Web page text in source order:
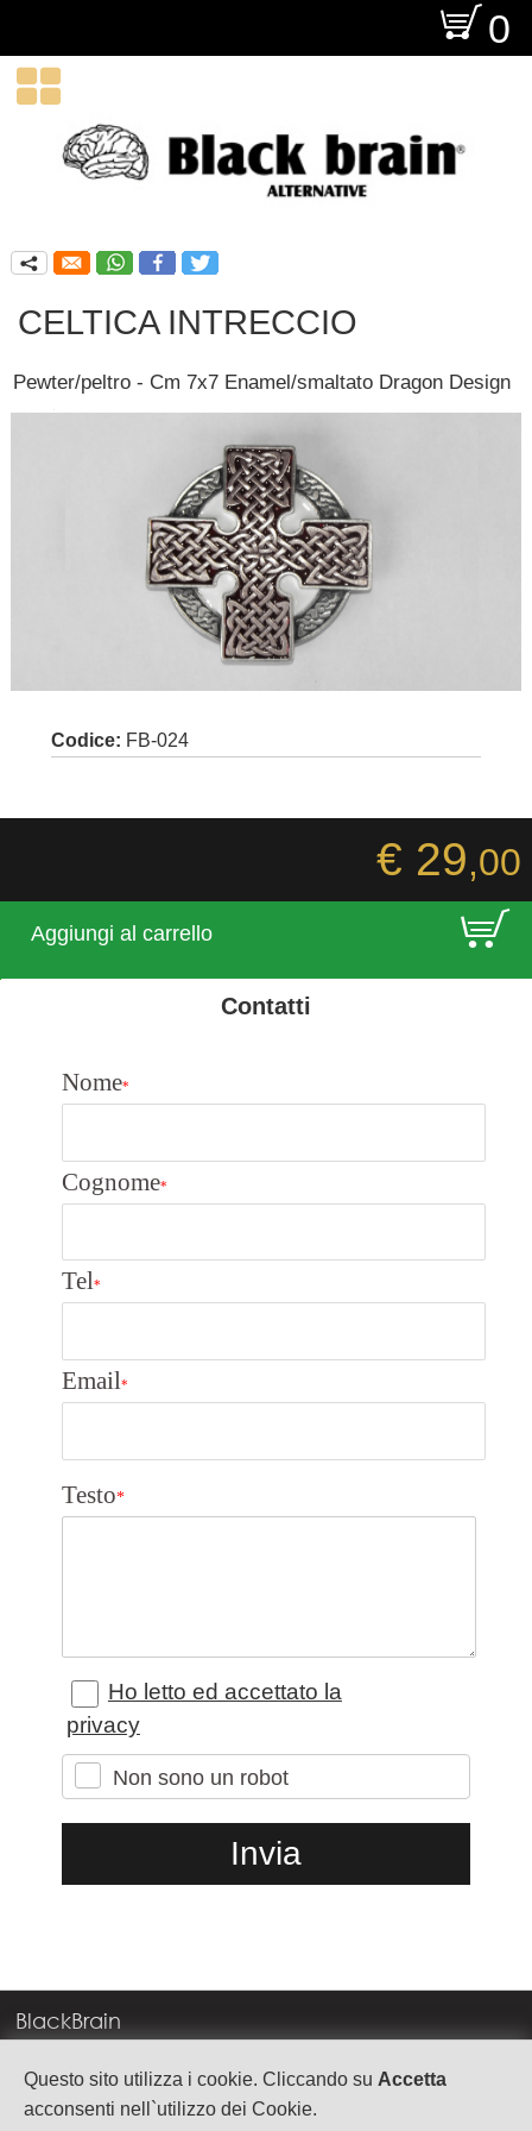
Questo sito utilizza i cookie. Cliccando su Accetta
acconsenti nell`utilizzo dei Cookie.
O 0

q
CELTICA INTRECCIO
Pewter/peltro - Cm 7x7 Enamel/smaltato Dragon Design
Codice: FB-024
€ 29,00
Aggiungi al carrello E
Contatti
Nome*
Cognome*
Tel*
Email*
Testo*
Ho letto ed accettato la
privacy
Non sono un robot
BlackBrain
Corso Milano, 83
37138 Verona